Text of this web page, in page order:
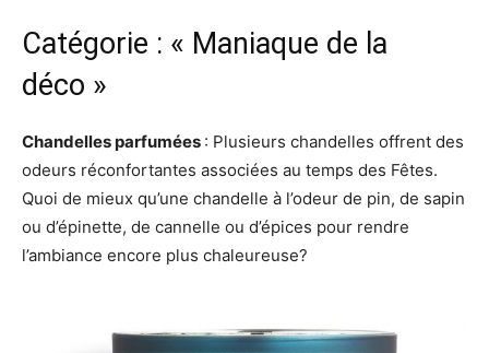
Catégorie : « Maniaque de la
déco »
Chandelles parfumées : Plusieurs chandelles offrent des
odeurs réconfortantes associées au temps des Fêtes.
Quoi de mieux qu’une chandelle à l’odeur de pin, de sapin
ou d’épinette, de cannelle ou d’épices pour rendre
l’ambiance encore plus chaleureuse?